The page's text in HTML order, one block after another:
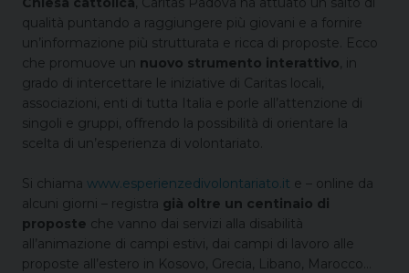
qualità puntando a raggiungere più giovani e a fornire
un’informazione più strutturata e ricca di proposte. Ecco
che promuove un nuovo strumento interattivo, in
grado di intercettare le iniziative di Caritas locali,
associazioni, enti di tutta Italia e porle all’attenzione di
singoli e gruppi, offrendo la possibilità di orientare la
scelta di un’esperienza di volontariato.
Si chiama www.esperienzedivolontariato.it e – online da
alcuni giorni – registra già oltre un centinaio di
proposte che vanno dai servizi alla disabilità
all’animazione di campi estivi, dai campi di lavoro alle
proposte all’estero in Kosovo, Grecia, Libano, Marocco…